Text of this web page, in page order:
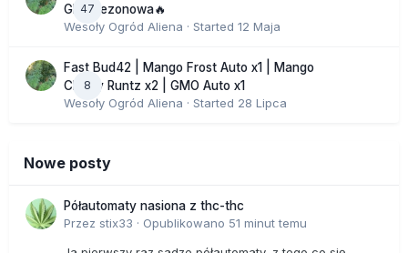
47
GHS sezonowa🔥
Wesoły Ogród Aliena · Started 12 Maja
8
Fast Bud42 | Mango Frost Auto x1 | Mango
Cherry Runtz x2 | GMO Auto x1
Wesoły Ogród Aliena · Started 28 Lipca
Nowe posty
Półautomaty nasiona z thc-thc
Przez stix33 · Opublikowano 51 minut temu